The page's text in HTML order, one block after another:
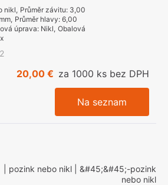
nikl, Průměr závitu: 3,00
, Průměr hlavy: 6,00
úprava: Nikl, Obalová
20,00 € za 1000 ks bez DPH
Na seznam
| pozink nebo nikl | &#45;&#45;-pozink
nebo nikl